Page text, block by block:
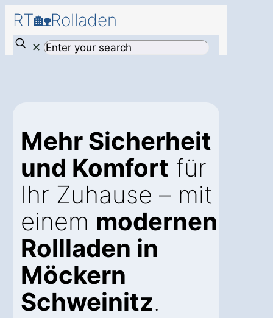
RT🏡Rolladen
✕
Mehr Sicherheit
und Komfort für
Ihr Zuhause – mit
einem modernen
Rollladen in
Möckern
Schweinitz.